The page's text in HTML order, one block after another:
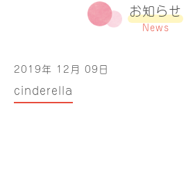
お知らせ
News
2019年 12月 09日
cinderella